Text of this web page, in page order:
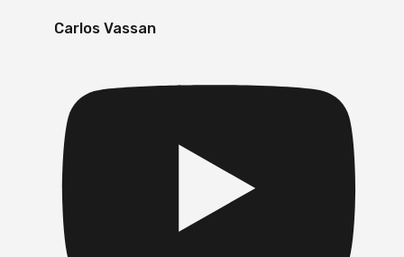
Carlos Vassan